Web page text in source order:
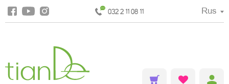
032 2 11 08 11 Rus